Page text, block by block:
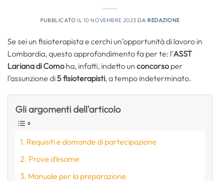
PUBBLICATO IL 10 NOVEMBRE 2023 DA REDAZIONE
Se sei un fisioterapista e cerchi un’opportunità di lavoro in
Lombardia, questo approfondimento fa per te: l’ASST
Lariana di Como ha, infatti, indetto un concorso per
l’assunzione di5fisioterapisti, a tempo indeterminato.
Gli argomenti dell'articolo
Requisiti e domande di partecipazione
Prove d’esame
Manuale per la preparazione